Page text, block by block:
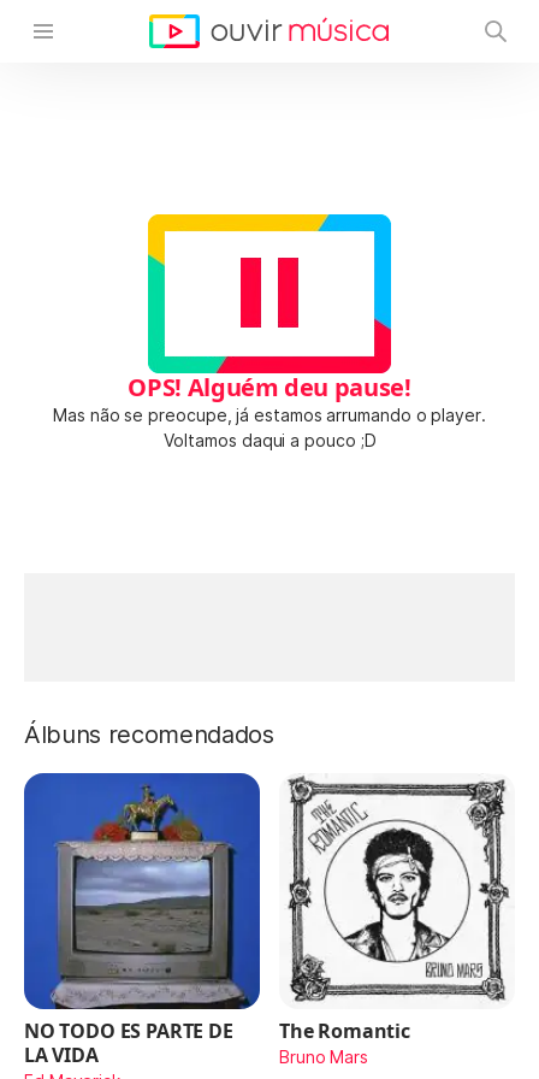
OPS! Alguém deu pause!
Mas não se preocupe, já estamos arrumando o player.
Voltamos daqui a pouco ;D
Álbuns recomendados
NO TODO ES PARTE DE
LA VIDA
The Romantic
Bruno Mars